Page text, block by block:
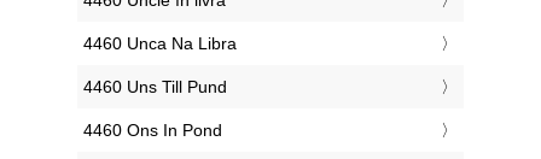
‎4460 Unca Na Libra
‎4460 Uns Till Pund
‎4460 Ons In Pond